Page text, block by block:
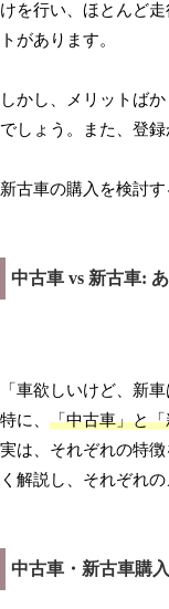
けを行い、ほとんど
トがあります。
しかし、メリットば
でしょう。また、登
新古車の購入を検討
中古車 vs 新古車:
「車欲しいけど、新
特に、 「中古車」と
実は、それぞれの特
く解説し、それぞれ
中古車・新古車購